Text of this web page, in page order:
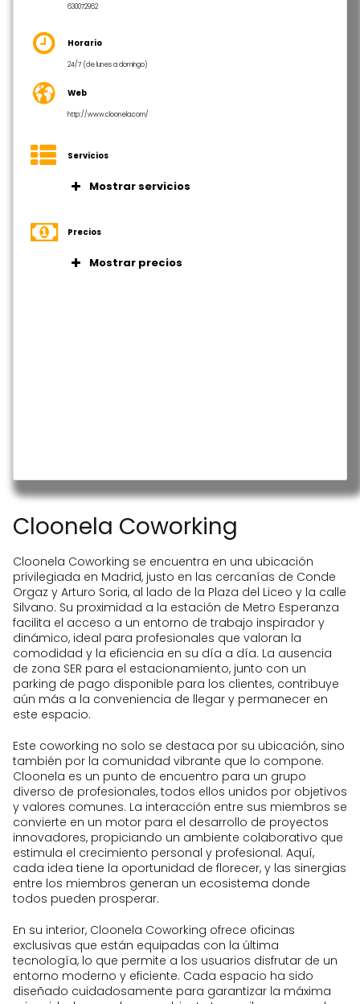
630072962
Horario
24/7 (de lunes a domingo)
Web
http://www.cloonela.com/
Servicios
Mostrar servicios
Precios
Mostrar precios
Cloonela Coworking
Cloonela Coworking se encuentra en una ubicación
privilegiada en Madrid, justo en las cercanías de Conde
Orgaz y Arturo Soria, al lado de la Plaza del Liceo y la calle
Silvano. Su proximidad a la estación de Metro Esperanza
facilita el acceso a un entorno de trabajo inspirador y
dinámico, ideal para profesionales que valoran la
comodidad y la eficiencia en su día a día. La ausencia
de zona SER para el estacionamiento, junto con un
parking de pago disponible para los clientes, contribuye
aún más a la conveniencia de llegar y permanecer en
este espacio.
Este coworking no solo se destaca por su ubicación, sino
también por la comunidad vibrante que lo compone.
Cloonela es un punto de encuentro para un grupo
diverso de profesionales, todos ellos unidos por objetivos
y valores comunes. La interacción entre sus miembros se
convierte en un motor para el desarrollo de proyectos
innovadores, propiciando un ambiente colaborativo que
estimula el crecimiento personal y profesional. Aquí,
cada idea tiene la oportunidad de florecer, y las sinergias
entre los miembros generan un ecosistema donde
todos pueden prosperar.
En su interior, Cloonela Coworking ofrece oficinas
exclusivas que están equipadas con la última
tecnología, lo que permite a los usuarios disfrutar de un
entorno moderno y eficiente. Cada espacio ha sido
diseñado cuidadosamente para garantizar la máxima